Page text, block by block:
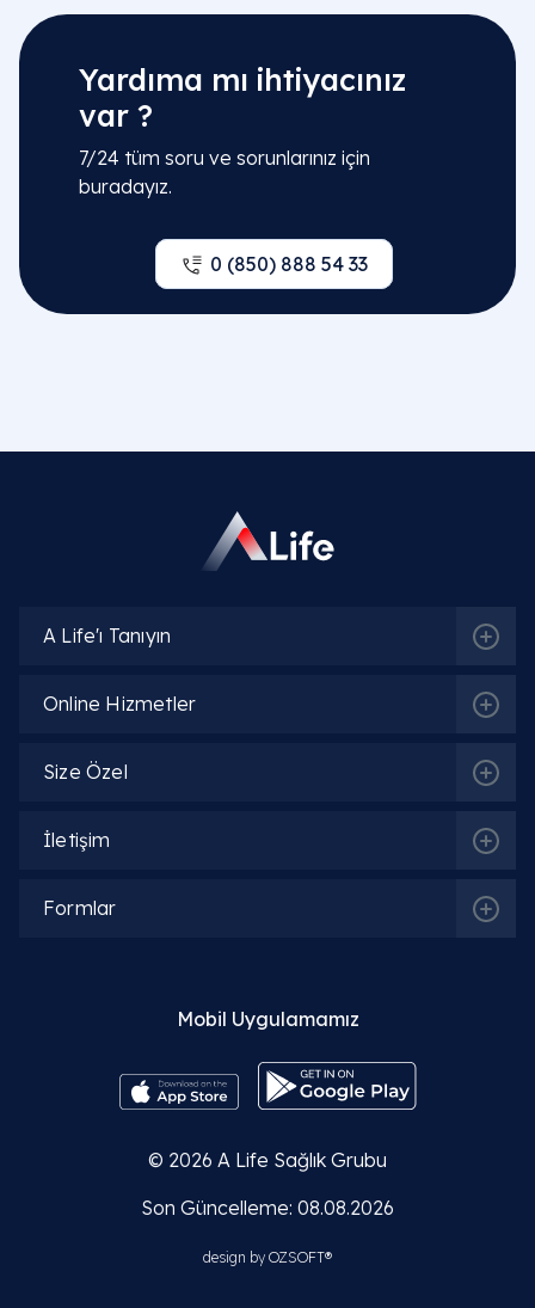
İlgili Hekimler
Op. Dr. Salih Fırat
Op. Dr. Mehmet Asiltürk
Detaylı Bilgi
Yardıma mı ihtiyacınız
var ?
7/24 tüm soru ve sorunlarınız için
buradayız.
0 (850) 888 54 33
A Life'ı Tanıyın
Online Hizmetler
Size Özel
İletişim
Formlar
Mobil Uygulamamız
© 2026 A Life Sağlık Grubu
Son Güncelleme: 08.08.2026
design by OZSOFT®